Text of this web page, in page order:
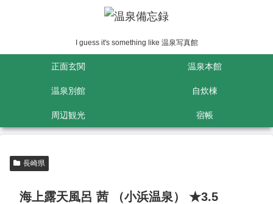
I guess it's something like 温泉写真館
正面玄関 温泉本館
温泉別館 自炊棟
周辺観光 宿帳
長崎県
海上露天風呂 茜 （小浜温泉） ★3.5